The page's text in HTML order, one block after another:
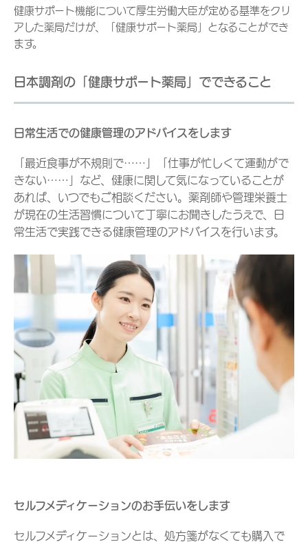
健康サポート機能について厚生労働大臣が定める基準をクリ
アした薬局だけが、「健康サポート薬局」となることができ
ます。
日本調剤の「健康サポート薬局」でできること
日常生活での健康管理のアドバイスをします
「最近食事が不規則で……」「仕事が忙しくて運動がで
きない……」など、健康に関して気になっていることが
あれば、いつでもご相談ください。薬剤師や管理栄養士
が現在の生活習慣について丁寧にお聞きしたうえで、日
常生活で実践できる健康管理のアドバイスを行います。
セルフメディケーションのお手伝いをします
セルフメディケーションとは、処方箋がなくても購入で